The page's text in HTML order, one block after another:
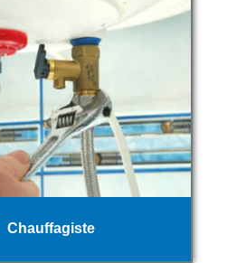
Chauffagiste